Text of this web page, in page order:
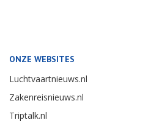
ONZE WEBSITES
Luchtvaartnieuws.nl
Zakenreisnieuws.nl
Triptalk.nl